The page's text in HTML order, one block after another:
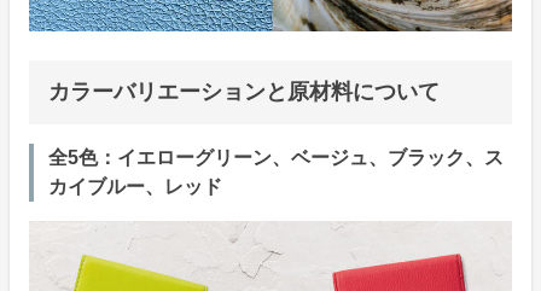
カラーバリエーションと原材料について
全5色：イエローグリーン、ベージュ、ブラック、ス
カイブルー、レッド